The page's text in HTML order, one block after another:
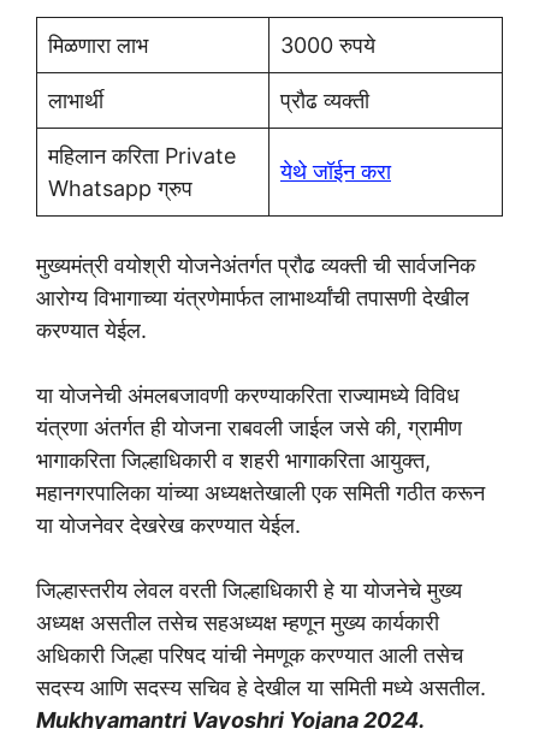
मिळणारा लाभ 3000 रुपये
लाभार्थी प्रौढ व्यक्ती
महिलान करिता Private
Whatsapp ग्रुप
येथे जॉईन करा
मुख्यमंत्री वयोश्री योजनेअंतर्गत प्रौढ व्यक्ती ची सार्वजनिक
आरोग्य विभागाच्या यंत्रणेमार्फत लाभार्थ्यांची तपासणी देखील
करण्यात येईल.
या योजनेची अंमलबजावणी करण्याकरिता राज्यामध्ये विविध
यंत्रणा अंतर्गत ही योजना राबवली जाईल जसे की, ग्रामीण
भागाकरिता जिल्हाधिकारी व शहरी भागाकरिता आयुक्त,
महानगरपालिका यांच्या अध्यक्षतेखाली एक समिती गठीत करून
या योजनेवर देखरेख करण्यात येईल.
जिल्हास्तरीय लेवल वरती जिल्हाधिकारी हे या योजनेचे मुख्य
अध्यक्ष असतील तसेच सहअध्यक्ष म्हणून मुख्य कार्यकारी
अधिकारी जिल्हा परिषद यांची नेमणूक करण्यात आली तसेच
सदस्य आणि सदस्य सचिव हे देखील या समिती मध्ये असतील.
Mukhyamantri Vayoshri Yojana 2024.